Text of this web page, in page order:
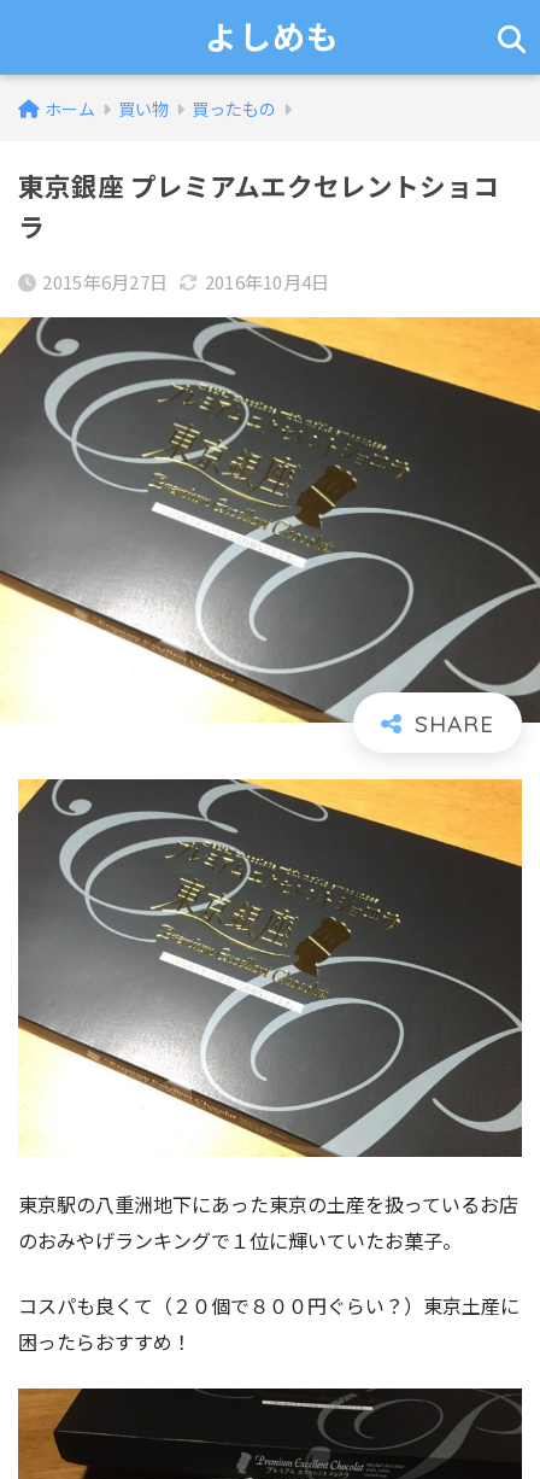
よしめも
ホーム 買い物 買ったもの
東京銀座 プレミアムエクセレントショコ
ラ
2015年6月27日 2016年10月4日
東京駅の八重洲地下にあった東京の土産を扱っているお店
のおみやげランキングで１位に輝いていたお菓子。
コスパも良くて（２０個で８００円ぐらい？）東京土産に
困ったらおすすめ！